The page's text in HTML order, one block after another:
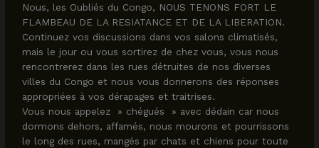
Nous, les Oubliés du Congo, NOUS TENONS FORT LE
FLAMBEAU DE LA RESIATANCE ET DE LA LIBERATION.
Continuez vos discussions dans vos salons climatisés,
mais le jour ou vous sortirez de chez vous, vous nous
rencontrerez dans les rues détruites de nos diverses
villes du Congo et nous vous donnerons des réponses
appropriées à vos dérapages et traitrises.
Vous nous appelez » chégués » avec dédain car nous
dormons dehors, affamés, nous mourons et pourrissons
le long des rues, mangés par chats et chiens pour toute